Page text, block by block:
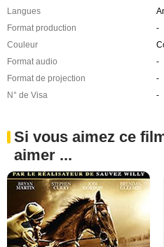
Langues
Format production
-
Couleur
Format audio
-
Format de projection
-
N° de Visa
-
Si vous aimez ce
aimer ...